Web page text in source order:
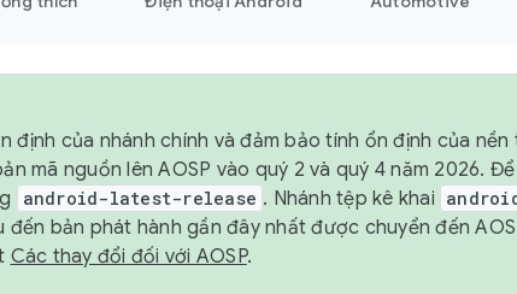
định của nhánh chính và đảm bảo tính ổn định của nền
mã nguồn lên AOSP vào quý 2 và quý 4 năm 2026.
android-latest-release . Nhánh tệp kê khai
đến bản phát hành gần đây nhất được chuyển đến
Các thay đổi đối với AOSP.